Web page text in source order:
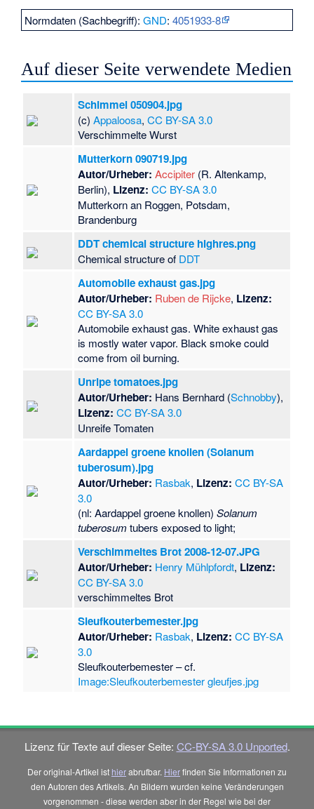
Normdaten (Sachbegriff):GND:4051933-8
Auf dieser Seite verwendete Medien
Schimmel 050904.jpg
(c)Appaloosa,CC BY-SA 3.0
Verschimmelte Wurst
Mutterkorn 090719.jpg
Autor/Urheber: Accipiter (R. Altenkamp,
Berlin), Lizenz: CC BY-SA 3.0
Mutterkorn an Roggen, Potsdam,
Brandenburg
DDT chemical structure highres.png
Chemical structure of DDT
Automobile exhaust gas.jpg
Autor/Urheber: Ruben de Rijcke, Lizenz:
CC BY-SA 3.0
Automobile exhaust gas. White exhaust gas
is mostly water vapor. Black smoke could
come from oil burning.
Unripe tomatoes.jpg
Autor/Urheber: Hans Bernhard (Schnobby),
Lizenz: CC BY-SA 3.0
Unreife Tomaten
Aardappel groene knollen (Solanum
tuberosum).jpg
Autor/Urheber: Rasbak, Lizenz: CC BY-SA
3.0
(nl: Aardappel groene knollen)Solanum
tuberosum tubers exposed to light;
Verschimmeltes Brot 2008-12-07.JPG
Autor/Urheber: Henry Mühlpfordt, Lizenz:
CC BY-SA 3.0
verschimmeltes Brot
Sleufkouterbemester.jpg
Autor/Urheber: Rasbak, Lizenz: CC BY-SA
3.0
Sleufkouterbemester – cf.
Image:Sleufkouterbemester gleufjes.jpg
Lizenz für Texte auf dieser Seite: CC-BY-SA 3.0 Unported.
Der original-Artikel ist hierabrufbar. Hierfinden Sie Informationen zu
den Autoren des Artikels. An Bildern wurden keine Veränderungen
vorgenommen - diese werden aber in der Regel wie bei der